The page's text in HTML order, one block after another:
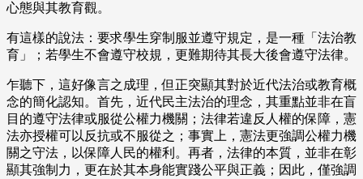
心態與其教育觀。
有這樣的說法：要求學生穿制服並遵守規定，是一種「法治教
育」；若學生不會遵守校規，更難期待其長大後會遵守法律。
乍聽下，這好像言之成理，但正突顯其對於近代法治或教育概
念的簡化認知。首先，近代民主法治的理念，其重點並非在盲
目的遵守法律或服從公權力機關；法律若違反人權的保障，憲
法亦授權可以反抗或不服從之；事實上，憲法更強調公權力機
關之守法，以保障人民的權利。再者，法律的本質，並非在彰
顯其強制力，更在於其本身能實踐公平與正義；因此，僅強調